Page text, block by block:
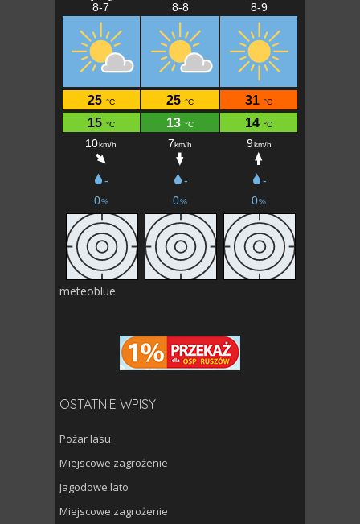
meteoblue
OSTATNIE WPISY
Pożar lasu
Miejscowe zagrożenie
Jagodowe lato
Miejscowe zagrożenie